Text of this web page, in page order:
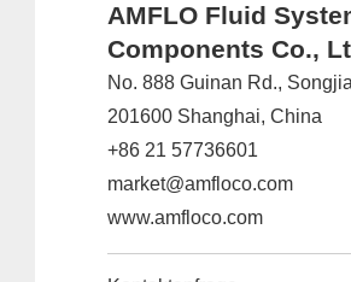
AMFLO Fluid
Components Co.,
No. 888 Guinan Rd.,
201600 Shanghai, China
+86 21 57736601
market@amfloco.com
www.amfloco.com